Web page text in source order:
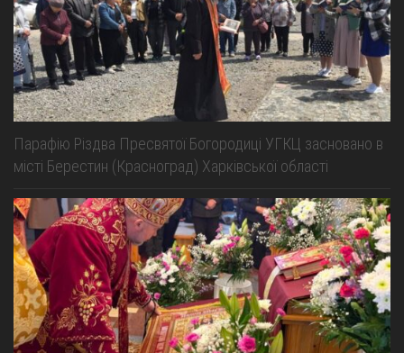
Парафію Різдва Пресвятої Богородиці УГКЦ засновано в
місті Берестин (Красноград) Харківської області